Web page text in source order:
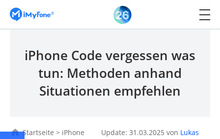
iPhone Code vergessen was
tun: Methoden anhand
Situationen empfehlen
Startseite > iPhone
Update: 31.03.2025 von Lukas